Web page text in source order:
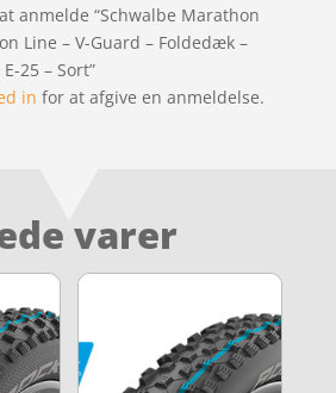
anmelde “Schwalbe Marathon
Line – V-Guard – Foldedæk –
25 – Sort”
in for at afgive en anmeldelse.
varer